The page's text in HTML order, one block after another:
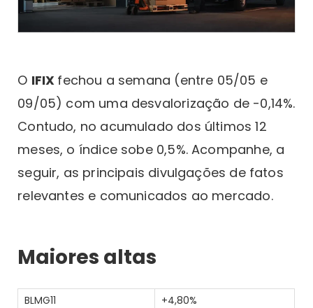
O IFIX fechou a semana (entre 05/05 e
09/05) com uma desvalorização de -0,14%.
Contudo, no acumulado dos últimos 12
meses, o índice sobe 0,5%. Acompanhe, a
seguir, as principais divulgações de fatos
relevantes e comunicados ao mercado.
Maiores altas
BLMG11
+4,80%